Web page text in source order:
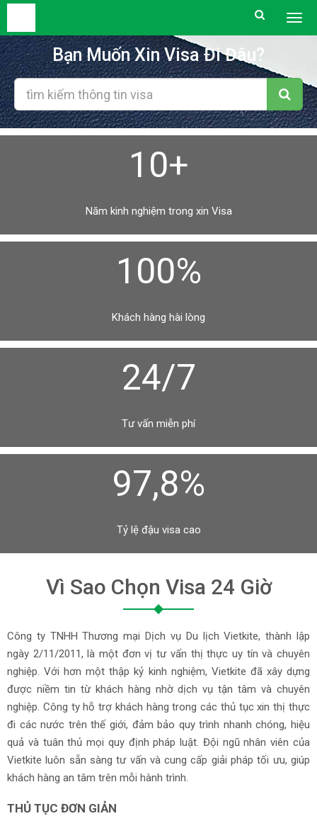
Bạn Muốn Xin Visa Đi Đâu?
10+
Năm kinh nghiệm trong xin Visa
100%
Khách hàng hài lòng
24/7
Tư vấn miễn phí
97,8%
Tỷ lệ đậu visa cao
Vì Sao Chọn Visa 24 Giờ
Công ty TNHH Thương mại Dịch vụ Du lịch Vietkite, thành lập
ngày 2/11/2011, là một đơn vị tư vấn thị thực uy tín và chuyên
nghiệp. Với hơn một thập kỷ kinh nghiệm, Vietkite đã xây dựng
được niềm tin từ khách hàng nhờ dịch vụ tận tâm và chuyên
nghiệp. Công ty hỗ trợ khách hàng trong các thủ tục xin thị thực
đi các nước trên thế giới, đảm bảo quy trình nhanh chóng, hiệu
quả và tuân thủ mọi quy định pháp luật. Đội ngũ nhân viên của
Vietkite luôn sẵn sàng tư vấn và cung cấp giải pháp tối ưu, giúp
khách hàng an tâm trên mỗi hành trình.
THỦ TỤC ĐƠN GIẢN